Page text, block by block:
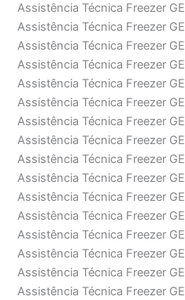
Assistência Técnica Freezer
Assistência Técnica Freezer
Assistência Técnica Freezer
Assistência Técnica Freezer
Assistência Técnica Freezer
Assistência Técnica Freezer
Assistência Técnica Freezer
Assistência Técnica Freezer
Assistência Técnica Freezer
Assistência Técnica Freezer
Assistência Técnica Freezer
Assistência Técnica Freezer
Assistência Técnica Freezer
Assistência Técnica Freezer
Assistência Técnica Freezer
Assistência Técnica Freezer